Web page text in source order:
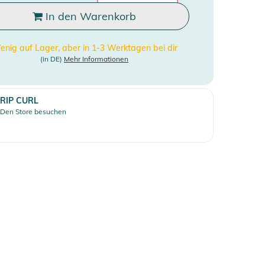
In den Warenkorb
auf Lager, aber in 1-3 Werktagen bei dir
(in DE) Mehr Informationen
RIP CURL
Den Store besuchen